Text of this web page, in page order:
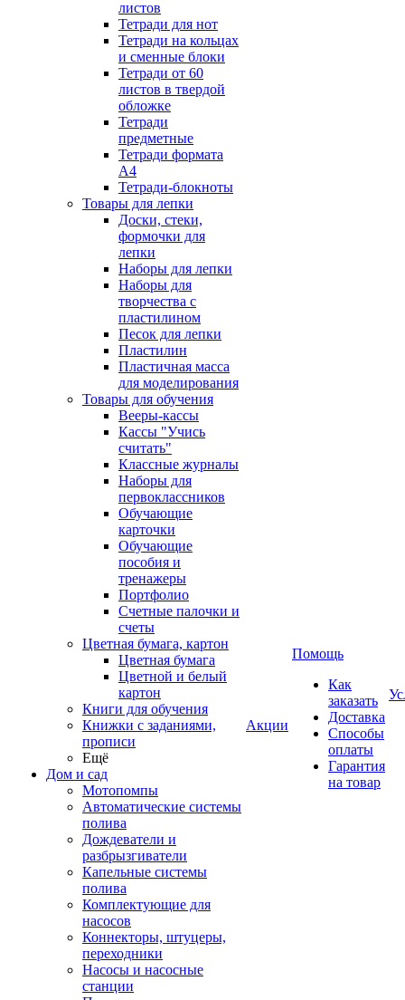
листов
Тетради для нот
Тетради на кольцах
и сменные блоки
Тетради от 60
листов в твердой
обложке
Тетради
предметные
Тетради формата
А4
Тетради-блокноты
Товары для лепки
Доски, стеки,
формочки для
лепки
Наборы для лепки
Наборы для
творчества с
пластилином
Песок для лепки
Пластилин
Пластичная масса
для моделирования
Товары для обучения
Вееры-кассы
Кассы "Учись
считать"
Классные журналы
Наборы для
первоклассников
Обучающие
карточки
Обучающие
пособия и
тренажеры
Портфолио
Счетные палочки и
счеты
Цветная бумага, картон
Цветная бумага
Цветной и белый
картон
Книги для обучения
Книжки с заданиями,
прописи
Ещё
Дом и сад
Мотопомпы
Автоматические системы
полива
Дождеватели и
разбрызгиватели
Капельные системы
полива
Комплектующие для
насосов
Коннекторы, штуцеры,
переходники
Насосы и насосные
станции
Акции
Помощь
Как
заказать
Доставка
Способы
оплаты
Гарантия
на товар